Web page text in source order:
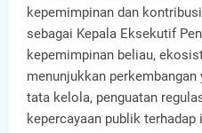
kepemimpinan dan
sebagai Kepala Eksekutif
kepemimpinan beliau,
menunjukkan
tata kelola, penguatan
kepercayaan publik terhadap